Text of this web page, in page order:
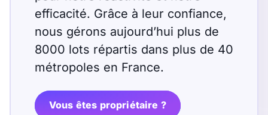
efficacité. Grâce à leur confiance,
nous gérons aujourd’hui plus de
8000 lots répartis dans plus de 40
métropoles en France.
Vous êtes propriétaire ?